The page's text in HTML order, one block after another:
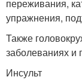
переживания,
упражнения,
Также
заболеваниях и
Инсульт